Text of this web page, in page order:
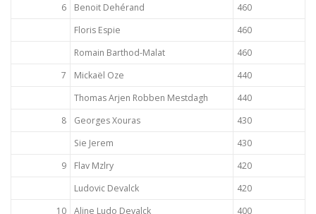
6
Benoit Dehérand
460
Floris Espie
460
Romain Barthod-Malat
460
7
Mickaël Oze
440
Thomas Arjen Robben Mestdagh
440
8
Georges Xouras
430
Sie Jerem
430
9
Flav Mzlry
420
Ludovic Devalck
420
10
Aline Ludo Devalck
400